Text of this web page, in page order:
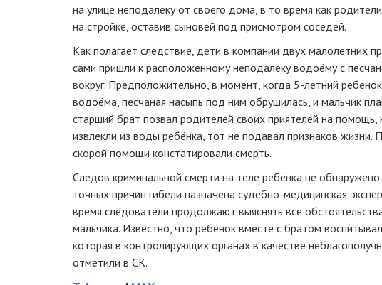
на улице неподалёку от своего дома, в то время как
на стройке, оставив сыновей под присмотром соседей.
Как полагает следствие, дети в компании двух малолетних
сами пришли к расположенному неподалёку водоёму с
вокруг. Предположительно, в момент, когда 5-летний
водоёма, песчаная насыпь под ним обрушилась, и мальчик
старший брат позвал родителей своих приятелей на помощь,
извлекли из воды ребёнка, тот не подавал признаков жизни.
скорой помощи констатировали смерть.
Следов криминальной смерти на теле ребёнка не
точных причин гибели назначена судебно-медицинская
время следователи продолжают выяснять все
мальчика. Известно, что ребёнок вместе с братом
которая в контролирующих органах в качестве
отметили в СК.